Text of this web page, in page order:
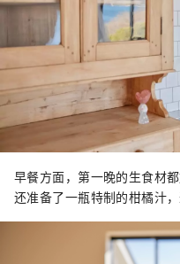
早餐方面，第一晚的生食材
还准备了一瓶特制的柑橘汁